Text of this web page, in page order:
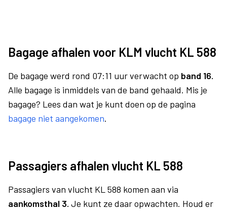
Bagage afhalen voor KLM vlucht KL 588
De bagage werd rond 07:11 uur verwacht op band 16.
Alle bagage is inmiddels van de band gehaald. Mis je
bagage? Lees dan wat je kunt doen op de pagina
bagage niet aangekomen.
Passagiers afhalen vlucht KL 588
Passagiers van vlucht KL 588 komen aan via
aankomsthal 3. Je kunt ze daar opwachten. Houd er